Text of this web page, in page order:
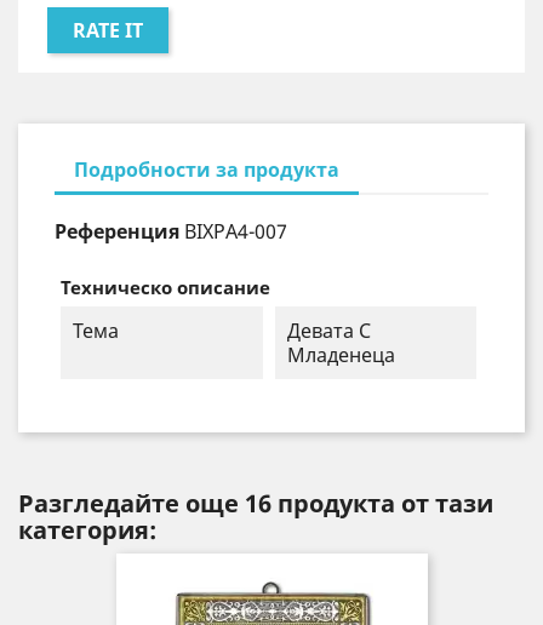
RATE IT
Подробности за продукта
Референция BIXPA4-007
Техническо описание
Тема
Девата С
Младенеца
Разгледайте още 16 продукта от тази
категория: